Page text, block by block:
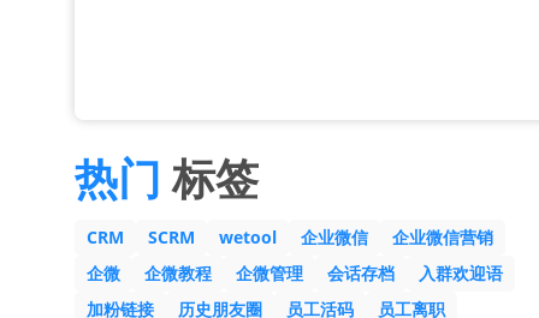
热门 标签
CRM SCRM wetool 企业微信
企业微信营销
企微
企微教程 企微管理 会话存档
入群欢迎语
加粉链接
历史朋友圈 员工活码
员工离职